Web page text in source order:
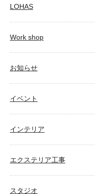
LOHAS
Work shop
お知らせ
イベント
インテリア
エクステリア工事
スタジオ